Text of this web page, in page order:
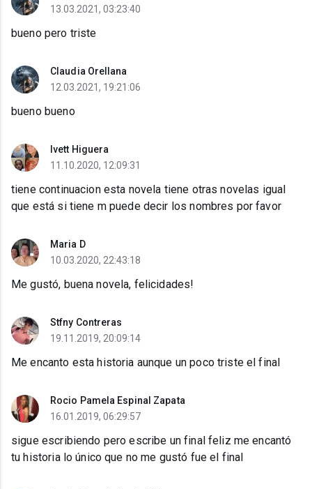
13.03.2021, 03:23:40
bueno pero triste
Claudia Orellana
12.03.2021, 19:21:06
bueno bueno
Ivett Higuera
11.10.2020, 12:09:31
tiene continuacion esta novela tiene otras novelas igual
que está si tiene m puede decir los nombres por favor
Maria D
10.03.2020, 22:43:18
Me gustó, buena novela, felicidades!
Stfny Contreras
19.11.2019, 20:09:14
Me encanto esta historia aunque un poco triste el final
Rocio Pamela Espinal Zapata
16.01.2019, 06:29:57
sigue escribiendo pero escribe un final feliz me encantó
tu historia lo único que no me gustó fue el final